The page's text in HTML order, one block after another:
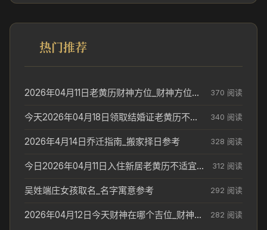
热门推荐
2026年04月11日老黄历财神方位_财神方位与供奉讲究 370 阅读
今天2026年04月18日领取结婚证老黄历不适合吗_领证日期参考 340 阅读
2026年4月14日乔迁指南_搬家择日参考 328 阅读
今日2026年04月11日入住新居老黄历不适宜吗_搬家择日参考 312 阅读
吴姓端庄女孩取名_名字寓意参考 292 阅读
2026年04月12日今天财神在哪个吉位_财神方位参考 282 阅读